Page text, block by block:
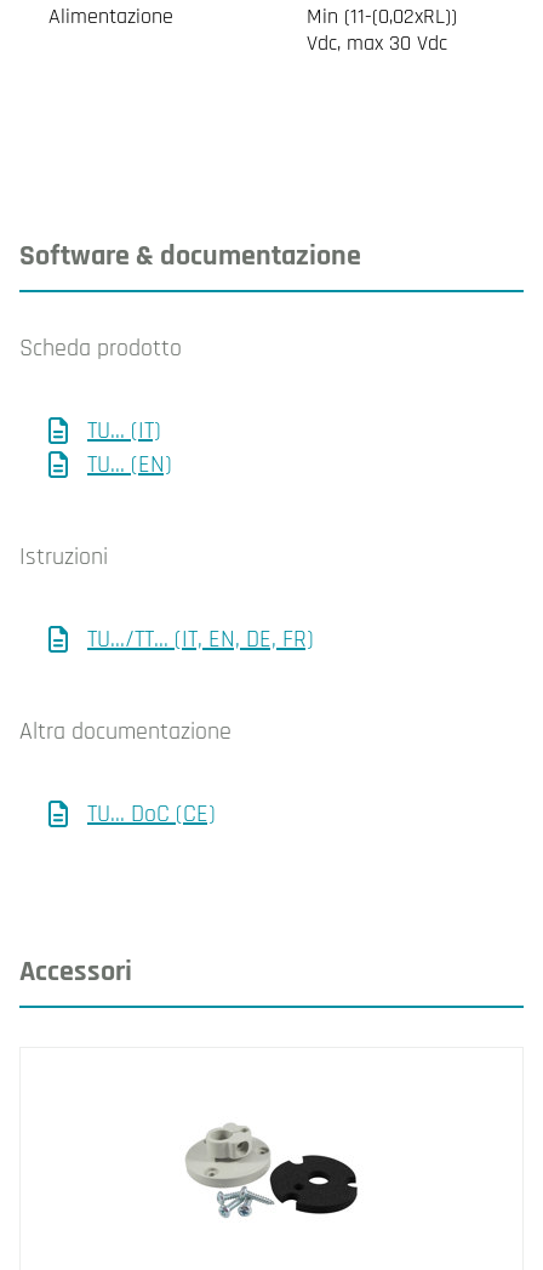
Alimentazione
Min (11-(0,02xRL))
Vdc, max 30 Vdc
Software & documentazione
Scheda prodotto
TU... (IT)
TU... (EN)
Istruzioni
TU.../TT... (IT, EN, DE, FR)
Altra documentazione
TU... DoC (CE)
Accessori